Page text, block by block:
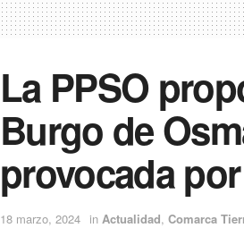
La PPSO
Burgo de
provocada
18 marzo, 2024 in Actualidad, Comarca